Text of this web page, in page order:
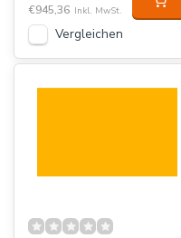
€945,36 Inkl. MwSt.
Vergleichen